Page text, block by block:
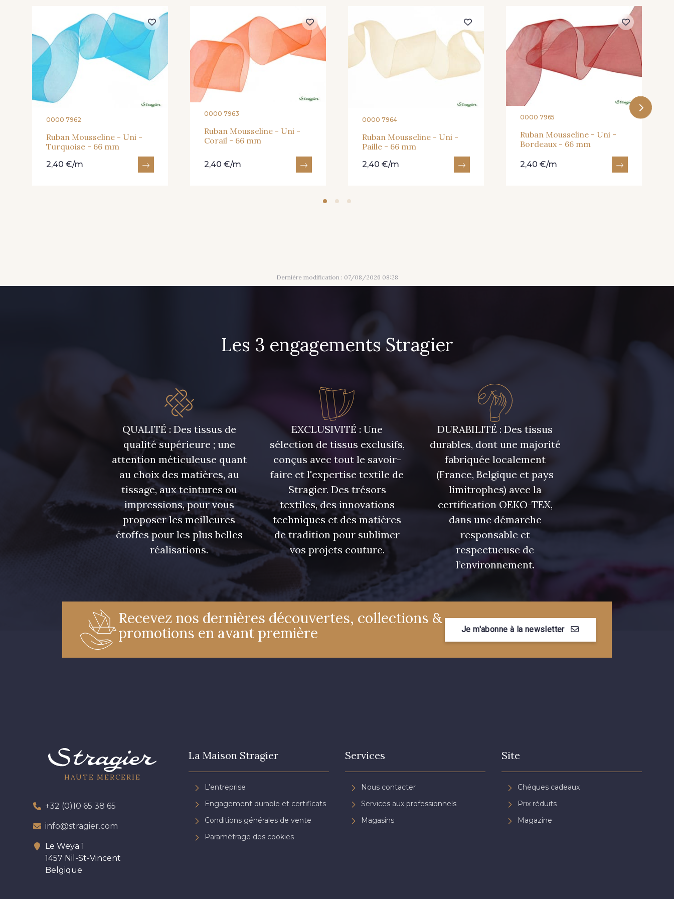
335 - Vieux Rose 240 - Gris Argent 233 - Noir 228 - Golf 224 - Bleu Roi
218 - Mandarine
248 - Bleu Aviateur
422 - Bleu 417 - Brun Foncé 373 - Gris Perle 338 - Sienne
423 - Cuivre
0000 7962
Ruban Mousseline - Uni -
Turquoise - 66 mm
2,40 €/m
0000 7963
Ruban Mousseline - Uni -
Corail - 66 mm
2,40 €/m
0000 7964
Ruban Mousseline - Uni -
Paille - 66 mm
2,40 €/m
0000 7965
Ruban Mousseline - Uni -
Bordeaux - 66 mm
2,40 €/m
Dernière modification : 07/08/2026 08:28
Les 3 engagements Stragier
QUALITÉ : Des tissus de
qualité supérieure ; une
attention méticuleuse quant
au choix des matières, au
tissage, aux teintures ou
impressions, pour vous
proposer les meilleures
étoffes pour les plus belles
réalisations.
EXCLUSIVITÉ : Une
sélection de tissus exclusifs,
conçus avec tout le savoir-
faire et l'expertise textile de
Stragier. Des trésors
textiles, des innovations
techniques et des matières
de tradition pour sublimer
vos projets couture.
DURABILITÉ : Des tissus
durables, dont une majorité
fabriquée localement
(France, Belgique et pays
limitrophes) avec la
certification OEKO-TEX,
dans une démarche
responsable et
respectueuse de
l’environnement.
Recevez nos dernières découvertes, collections &
promotions en avant première
Je m'abonne à la newsletter
HAUTE MERCERIE
+32 (0)10 65 38 65
info@stragier.com
Le Weya 1
1457 Nil-St-Vincent
Belgique
La Maison Stragier
L’entreprise
Engagement durable et certificats
Conditions générales de vente
Paramétrage des cookies
Services
Nous contacter
Services aux professionnels
Magasins
Site
Chéques cadeaux
Prix réduits
Magazine